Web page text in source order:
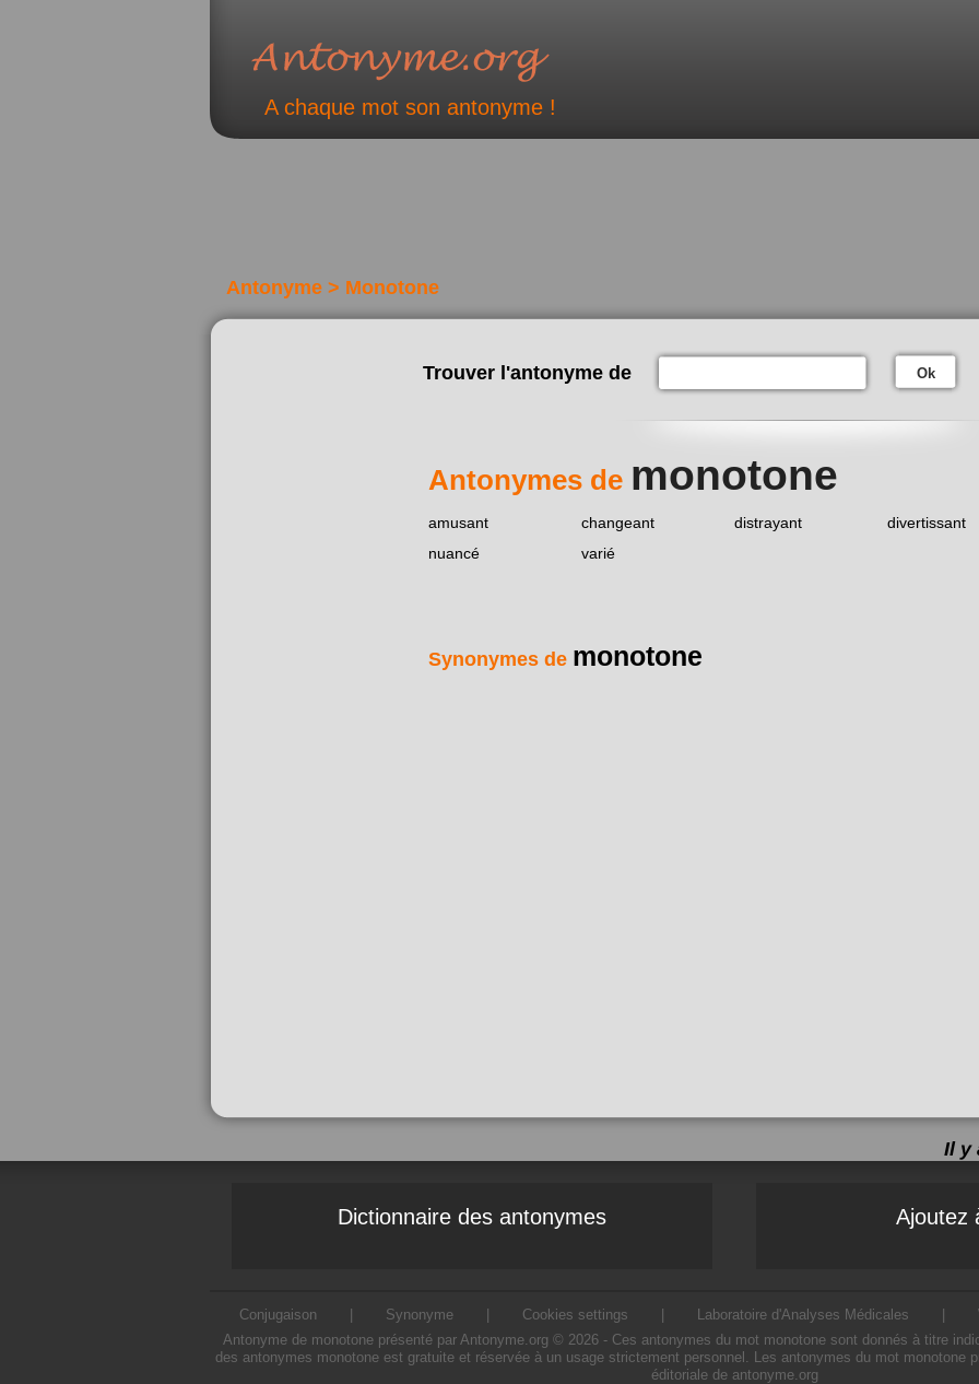
A chaque mot son antonyme !
Antonyme > Monotone
Trouver l'antonyme de Ok
Antonymes de monotone
amusant changeant distrayant divertissant
nuancé
varié
Synonymes de monotone
Il y
Dictionnaire des antonymes Ajoutez
Conjugaison Synonyme Cookies settings Laboratoire d'Analyses Médicales
Antonyme de monotone présenté par Antonyme.org © 2026 - Ces antonymes du mot monotone sont donnés à titre
des antonymes monotone est gratuite et réservée à un usage strictement personnel. Les antonymes du mot monotone
éditoriale de antonyme.org